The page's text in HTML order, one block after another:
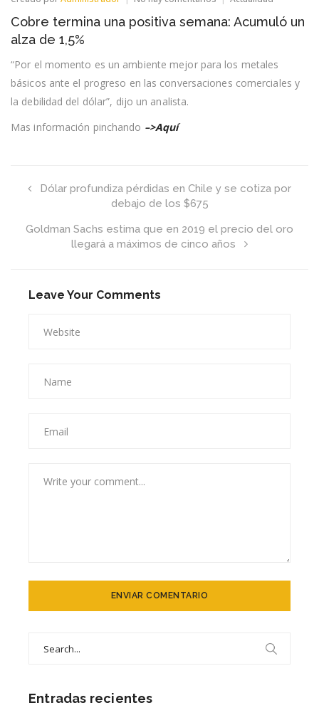
termina
semana:
Acumuló
un
Cobre termina una positiva semana: Acumuló un
alza de 1,5%
“Por el momento es un ambiente mejor para los metales
básicos ante el progreso en las conversaciones comerciales y
la debilidad del dólar”, dijo un analista.
Mas información pinchando –>Aquí
Dólar profundiza pérdidas en Chile y se cotiza por
debajo de los $675
Goldman Sachs estima que en 2019 el precio del oro
llegará a máximos de cinco años
Leave Your Comments
Entradas recientes